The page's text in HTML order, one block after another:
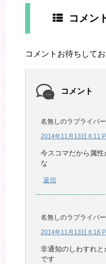
コメン
コメントお待ちして
コメント
名無しのラブライバー
2014年11月13日 6:11
今スコマだから属
な
返信
名無しのラブライバー
2014年11月13日 6:16
非通知のしわすれ
です